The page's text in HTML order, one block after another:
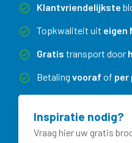
Inspiratie nodig?
Vraag hier uw gratis
Klantvriendelijkste
Topkwaliteit uit eigen
Gratis transport door
Betaling vooraf of per